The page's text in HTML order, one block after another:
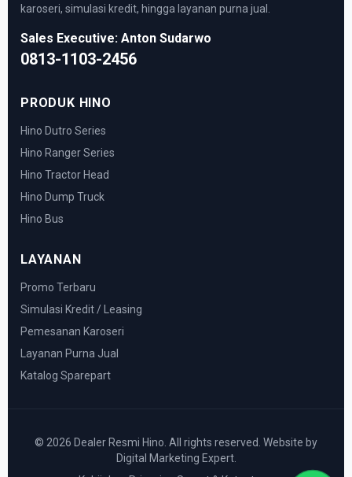
karoseri, simulasi kredit, hingga layanan purna jual.
Sales Executive: Anton Sudarwo
0813-1103-2456
PRODUK HINO
Hino Dutro Series
Hino Ranger Series
Hino Tractor Head
Hino Dump Truck
Hino Bus
LAYANAN
Promo Terbaru
Simulasi Kredit / Leasing
Pemesanan Karoseri
Layanan Purna Jual
Katalog Sparepart
© 2026 Dealer Resmi Hino. All rights reserved. Website by
Digital Marketing Expert.